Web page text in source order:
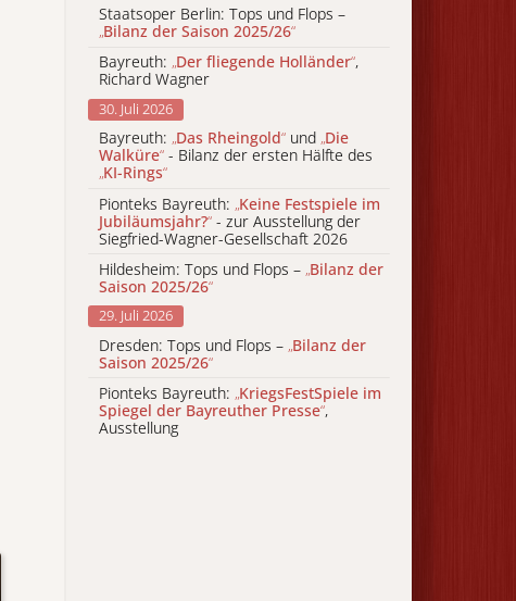
Staatsoper Berlin: Tops und Flops –
„Bilanz der Saison 2025/26“
Bayreuth: „Der fliegende Holländer“,
Richard Wagner
30. Juli 2026
Bayreuth: „Das Rheingold“ und „Die
Walküre“ - Bilanz der ersten Hälfte des
„KI-Rings“
Pionteks Bayreuth: „Keine Festspiele im
Jubiläumsjahr?“ - zur Ausstellung der
Siegfried-Wagner-Gesellschaft 2026
Hildesheim: Tops und Flops – „Bilanz der
Saison 2025/26“
29. Juli 2026
Dresden: Tops und Flops – „Bilanz der
Saison 2025/26“
Pionteks Bayreuth: „KriegsFestSpiele im
Spiegel der Bayreuther Presse“,
Ausstellung